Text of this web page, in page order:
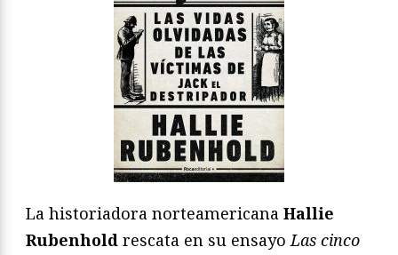
La historiadora norteamericana Hallie
Rubenhold rescata en su ensayo Las cinco